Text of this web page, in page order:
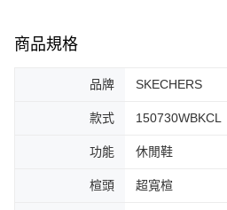
商品規格
品牌 SKECHERS
款式 150730WBKCL
功能 休閒鞋
楦頭 超寬楦